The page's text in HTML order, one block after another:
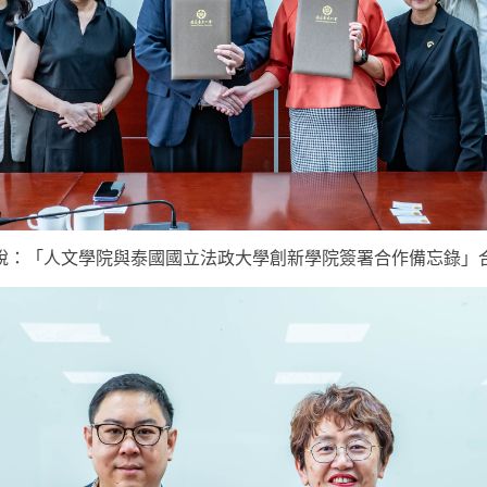
：「人文學院與泰國國立法政大學創新學院簽署合作備忘錄」